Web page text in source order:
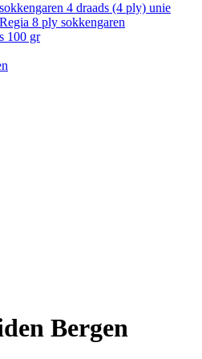
4 draads (4 ply) unie
8 ply sokkengaren
100 gr
Bergen